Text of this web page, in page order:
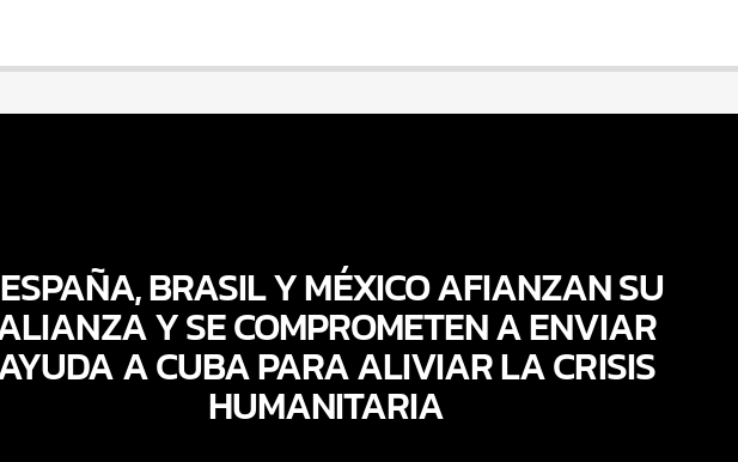
ESPAÑA, BRASIL Y MÉXICO AFIANZAN SU
Y SE COMPROMETEN A ENVIAR
A CUBA PARA ALIVIAR LA CRISIS
HUMANITARIA